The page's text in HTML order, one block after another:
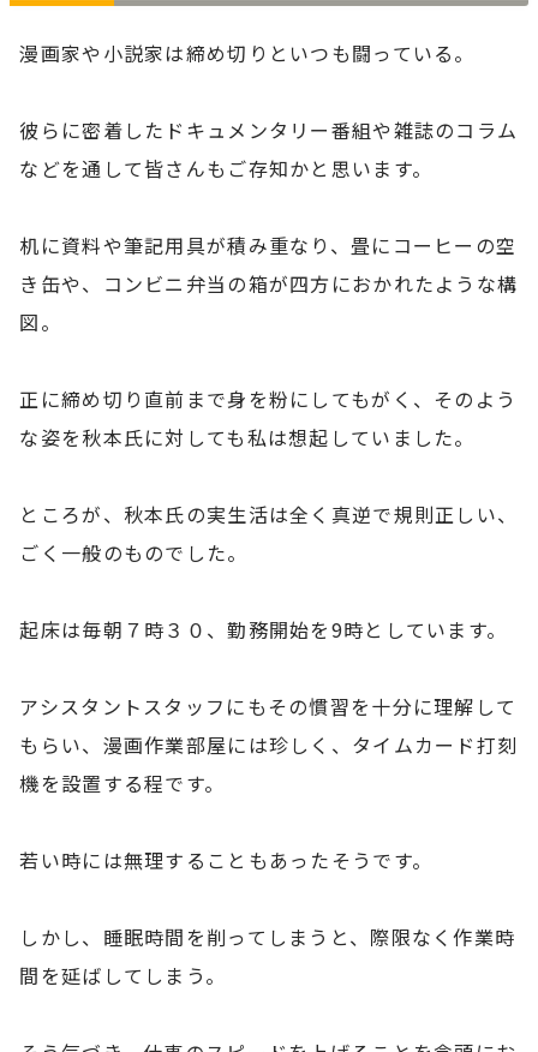
漫画家や小説家は締め切りといつも闘っている。
彼らに密着したドキュメンタリー番組や雑誌のコラム
などを通して皆さんもご存知かと思います。
机に資料や筆記用具が積み重なり、畳にコーヒーの空
き缶や、コンビニ弁当の箱が四方におかれたような構
図。
正に締め切り直前まで身を粉にしてもがく、そのよう
な姿を秋本氏に対しても私は想起していました。
ところが、秋本氏の実生活は全く真逆で規則正しい、
ごく一般のものでした。
起床は毎朝７時３０、勤務開始を9時としています。
アシスタントスタッフにもその慣習を十分に理解して
もらい、漫画作業部屋には珍しく、タイムカード打刻
機を設置する程です。
若い時には無理することもあったそうです。
しかし、睡眠時間を削ってしまうと、際限なく作業時
間を延ばしてしまう。